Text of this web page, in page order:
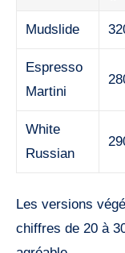
Mudslide
Espresso
Martini
White
Russian
Les versions
chiffres de 20 à